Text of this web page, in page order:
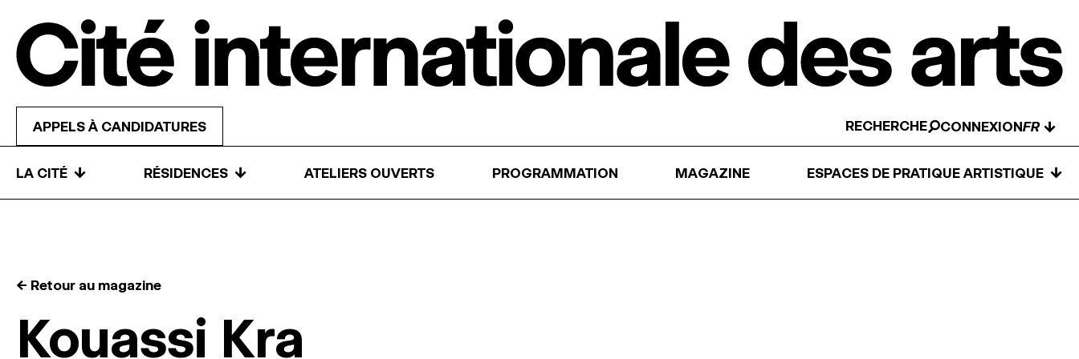
APPELS À CANDIDATURES RECHERCHE CONNEXION ↓
LA CITÉ ↓ RÉSIDENCES ↓ ATELIERS OUVERTS PROGRAMMATION MAGAZINE ESPACES DE PRATIQUE ARTISTIQUE ↓
← Retour au magazine
Kouassi Kra